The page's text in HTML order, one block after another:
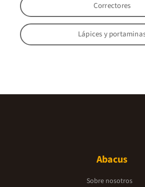
Correctores
Lápices y
Abacus
Sobre nosotros